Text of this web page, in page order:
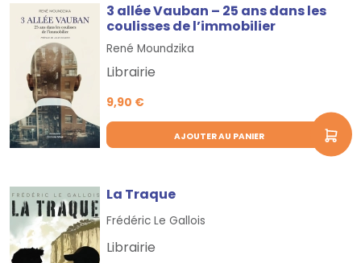
3 allée Vauban – 25 ans dans les
coulisses de l’immobilier
René Moundzika
Librairie
9,90 €
AJOUTER AU PANIER
La Traque
Frédéric Le Gallois
Librairie